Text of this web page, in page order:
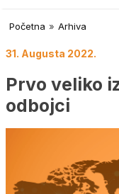
Početna » Arhiva
31. Augusta 2022.
Prvo veliko
odbojci